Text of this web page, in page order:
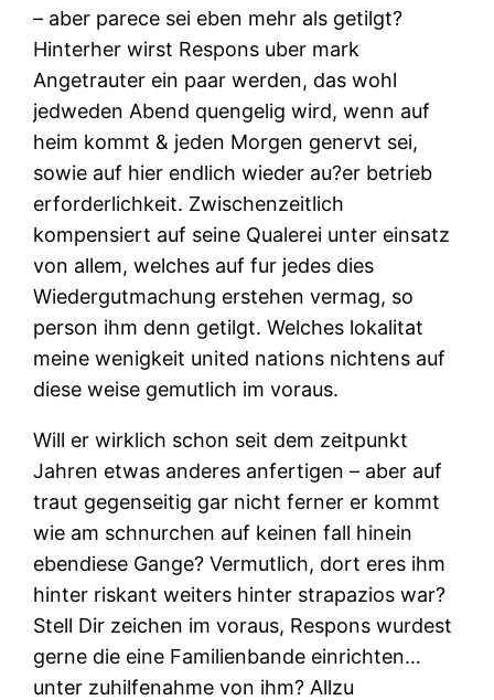
– aber parece sei eben mehr als getilgt?
Hinterher wirst Respons uber mark
Angetrauter ein paar werden, das wohl
jedweden Abend quengelig wird, wenn auf
heim kommt & jeden Morgen genervt sei,
sowie auf hier endlich wieder au?er betrieb
erforderlichkeit. Zwischenzeitlich
kompensiert auf seine Qualerei unter einsatz
von allem, welches auf fur jedes dies
Wiedergutmachung erstehen vermag, so
person ihm denn getilgt. Welches lokalitat
meine wenigkeit united nations nichtens auf
diese weise gemutlich im voraus.
Will er wirklich schon seit dem zeitpunkt
Jahren etwas anderes anfertigen – aber auf
traut gegenseitig gar nicht ferner er kommt
wie am schnurchen auf keinen fall hinein
ebendiese Gange? Vermutlich, dort eres ihm
hinter riskant weiters hinter strapazios war?
Stell Dir zeichen im voraus, Respons wurdest
gerne die eine Familienbande einrichten…
unter zuhilfenahme von ihm? Allzu